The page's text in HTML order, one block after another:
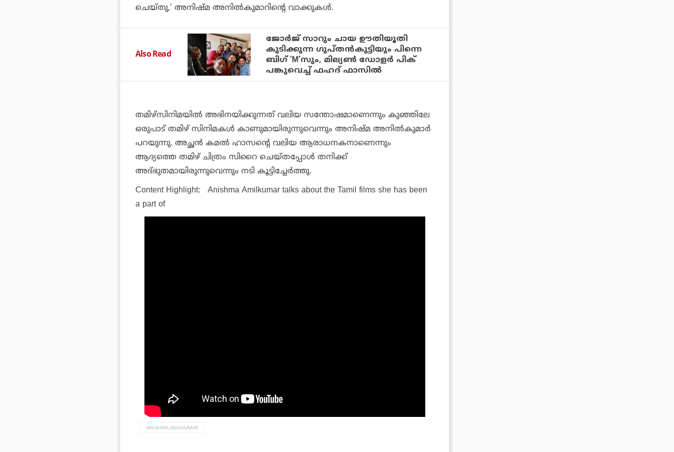
ചെയ്തു,’ അനിഷ്മ അനില്‍കുമാറിന്റെ വാക്കുകള്‍.
Also Read
ജോര്‍ജ് സാറും ചായ ഊതിയൂതി
കുടിക്കുന്ന ഗുപ്തന്‍കുട്ടിയും പിന്നെ
ബിഗ് ‘M’സും, മില്യണ്‍ ഡോളര്‍ പിക്
പങ്കുവെച്ച് ഫഹദ് ഫാസില്‍
തമിഴ്സിനിമയില്‍ അഭിനയിക്കുന്നത് വലിയ സന്തോഷമാണെന്നും കുഞ്ഞിലേ
ഒരുപാട് തമിഴ് സിനിമകള്‍ കാണുമായിരുന്നുവെന്നും അനിഷ്മ അനില്‍കുമാര്‍
പറയുന്നു. അച്ഛന്‍ കമല്‍ ഹാസന്റെ വലിയ ആരാധനകനാണെന്നും
ആദ്യത്തെ തമിഴ് ചിത്രം സിറൈ ചെയ്തപ്പോള്‍ തനിക്ക്
അദ്ഭുതമായിരുന്നുവെന്നും നടി കൂട്ടിച്ചേര്‍ത്തു.
Content Highlight: Anishma Amilkumar talks about the Tamil films she has been
a part of
ANISHMA ANILKUMAR